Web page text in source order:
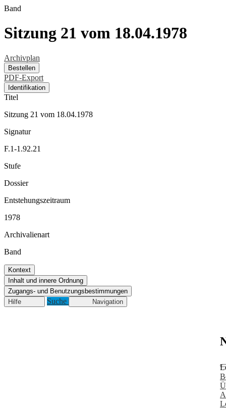
Band
Sitzung 21 vom 18.04.1978
Archivplan
Bestellen
PDF-Export
Identifikation
Titel
Sitzung 21 vom 18.04.1978
Signatur
F.1-1.92.21
Stufe
Dossier
Entstehungszeitraum
1978
Archivalienart
Band
Kontext
Inhalt und innere Ordnung
Zugangs- und Benutzungsbestimmungen
Hilfe
Suche Navigation